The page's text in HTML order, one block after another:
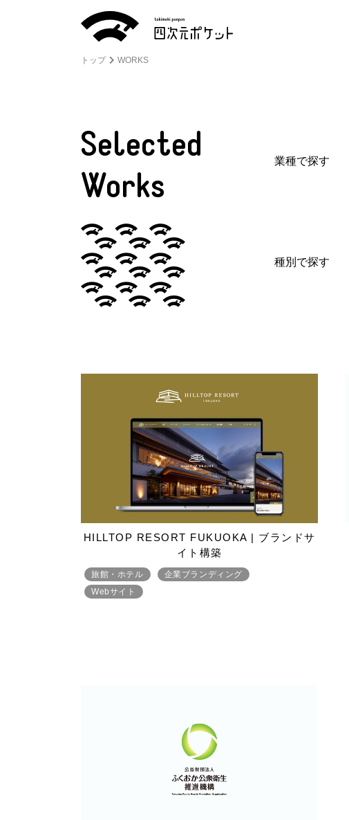
トップ WORKS
Selected
Works
業種で探す
種別で探す
HILLTOP RESORT FUKUOKA | ブランドサ
イト構築
旅館・ホテル
企業ブランディング
Webサイト